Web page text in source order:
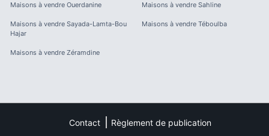
Maisons à vendre Ouerdanine Maisons à vendre Sahline
Maisons à vendre Sayada-Lamta-Bou
Hajar
Maisons à vendre Téboulba
Maisons à vendre Zéramdine
Contact Règlement de publication